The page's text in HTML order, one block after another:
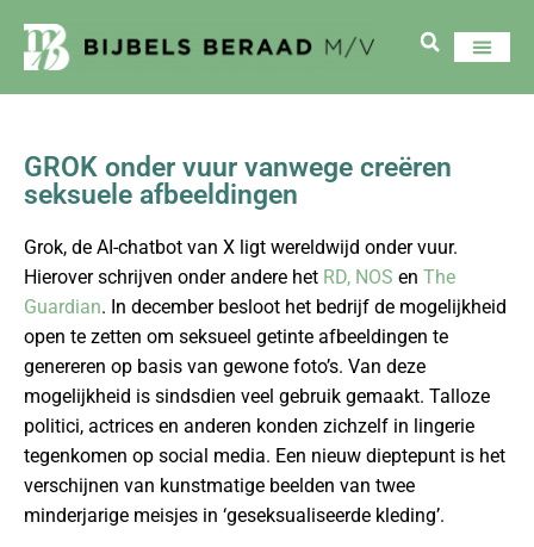
GROK onder vuur vanwege creëren
seksuele afbeeldingen
Grok, de AI-chatbot van X ligt wereldwijd onder vuur.
Hierover schrijven onder andere het RD, NOS en The
Guardian. In december besloot het bedrijf de mogelijkheid
open te zetten om seksueel getinte afbeeldingen te
genereren op basis van gewone foto’s. Van deze
mogelijkheid is sindsdien veel gebruik gemaakt. Talloze
politici, actrices en anderen konden zichzelf in lingerie
tegenkomen op social media. Een nieuw dieptepunt is het
verschijnen van kunstmatige beelden van twee
minderjarige meisjes in ‘geseksualiseerde kleding’.